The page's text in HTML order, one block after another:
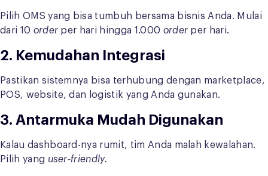
Pilih OMS yang bisa tumbuh bersama bisnis Anda. Mulai
dari 10 order per hari hingga 1.000 order per hari.
2. Kemudahan Integrasi
Pastikan sistemnya bisa terhubung dengan marketplace,
POS, website, dan logistik yang Anda gunakan.
3. Antarmuka Mudah Digunakan
Kalau dashboard-nya rumit, tim Anda malah kewalahan.
Pilih yang user-friendly.